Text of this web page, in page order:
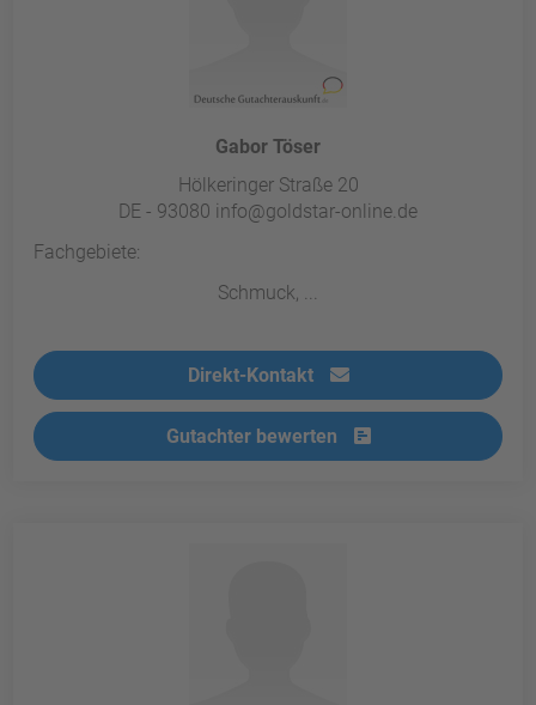
Gabor Töser
Hölkeringer Straße 20
DE - 93080 info@goldstar-online.de
Fachgebiete:
Schmuck, ...
Direkt-Kontakt
Gutachter bewerten